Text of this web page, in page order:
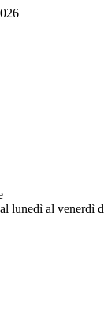
lunedì al venerdì